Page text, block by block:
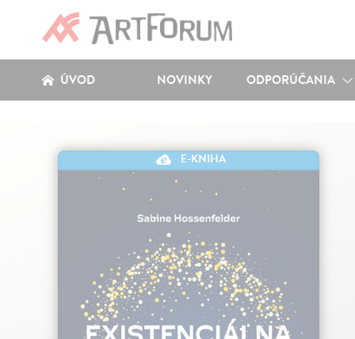
ÚVOD NOVINKY ODPORÚČANIA
E-KNIHA